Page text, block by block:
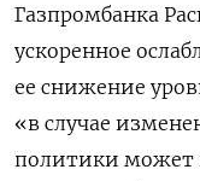
Газпромбанка
ускоренное
ее снижение
«в случае
политики может